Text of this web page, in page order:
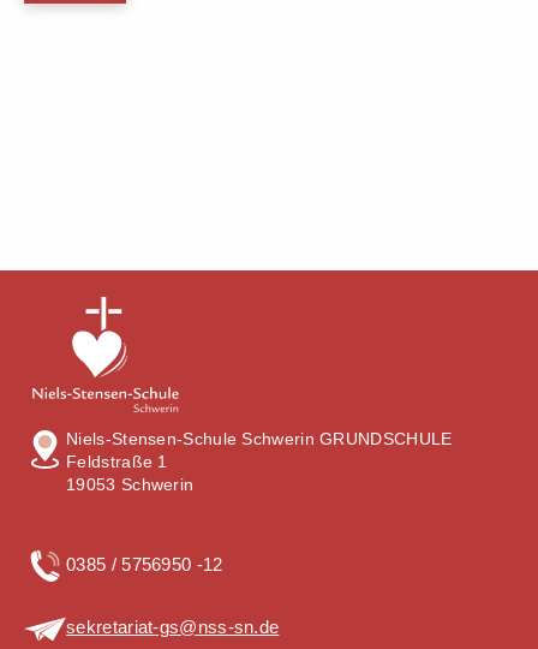
Niels-Stensen-Schule Schwerin GRUNDSCHULE
Feldstraße 1
19053 Schwerin
0385 / 5756950 -12
sekretariat-gs@nss-sn.de